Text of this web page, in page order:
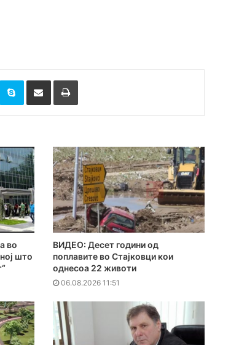
Skype Сподели преку Е-маил Испринтај
во
што
ВИДЕО: Десет години од
поплавите во Стајковци кои
однесоа 22 животи
06.08.2026 11:51